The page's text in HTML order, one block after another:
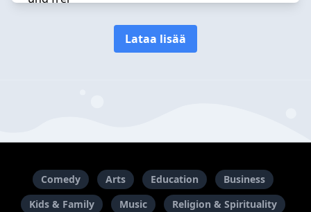
Lataa lisää
Comedy Arts Education
Business
Kids & Family
Music
Religion & Spirituality